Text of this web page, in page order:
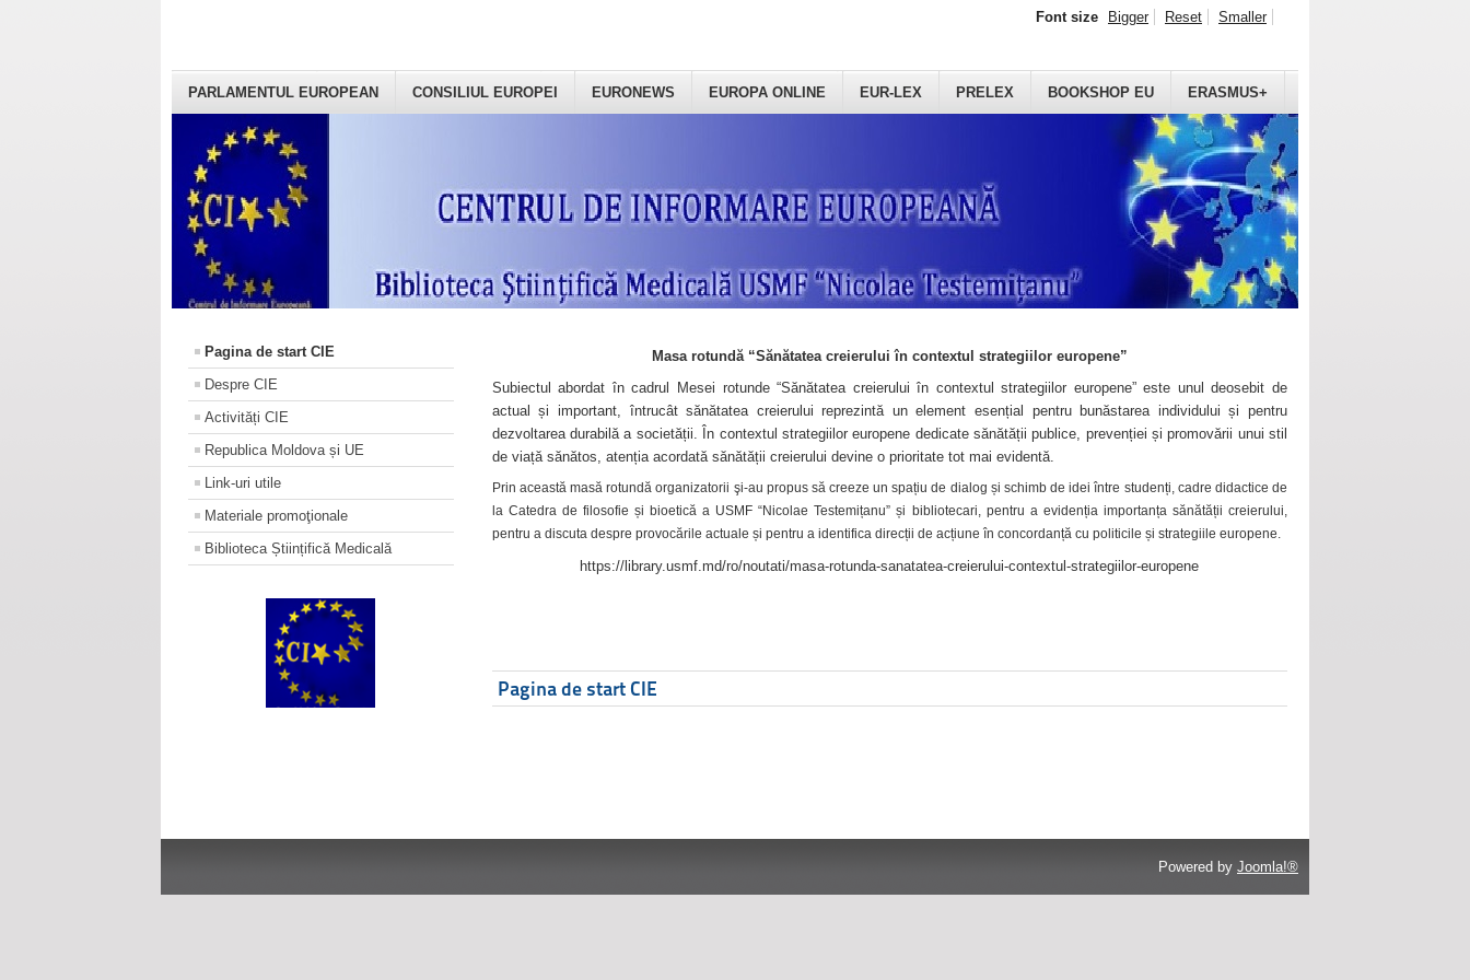
PARLAMENTUL EUROPEAN CONSILIUL EUROPEI EURONEWS EUROPA ONLINE EUR-LEX PRELEX BOOKSHOP EU ERASMUS+
Font size Bigger Reset Smaller
Pagina de start CIE
Despre CIE
Activități CIE
Republica Moldova și UE
Link-uri utile
Materiale promoţionale
Biblioteca Științifică Medicală
Masa rotundă “Sănătatea creierului în contextul strategiilor europene”
Subiectul abordat în cadrul Mesei rotunde “Sănătatea creierului în contextul strategiilor europene” este unul deosebit de
actual și important, întrucât sănătatea creierului reprezintă un element esențial pentru bunăstarea individului și pentru
dezvoltarea durabilă a societății. În contextul strategiilor europene dedicate sănătății publice, prevenției și promovării unui stil
de viață sănătos, atenția acordată sănătății creierului devine o prioritate tot mai evidentă.
Prin această masă rotundă organizatorii şi-au propus să creeze un spațiu de dialog și schimb de idei între studenți, cadre didactice de
la Catedra de filosofie și bioetică a USMF “Nicolae Testemițanu” și bibliotecari, pentru a evidenția importanța sănătății creierului,
pentru a discuta despre provocările actuale și pentru a identifica direcții de acțiune în concordanță cu politicile și strategiile europene.
https://library.usmf.md/ro/noutati/masa-rotunda-sanatatea-creierului-contextul-strategiilor-europene
Pagina de start CIE
Powered by Joomla!®